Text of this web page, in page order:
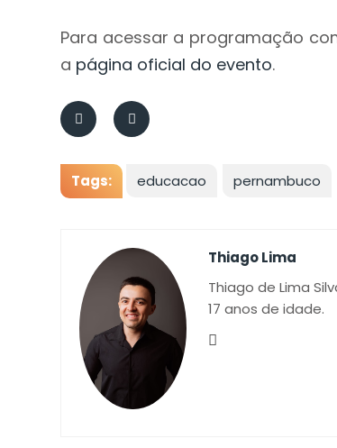
Para acessar a programação
a página oficial do evento.
Tags: educacao pernambuco
Thiago Lima
Thiago de Lima
17 anos de idade.